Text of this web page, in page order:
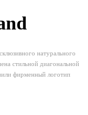
натурального
стильной диагональной
фирменный логотип